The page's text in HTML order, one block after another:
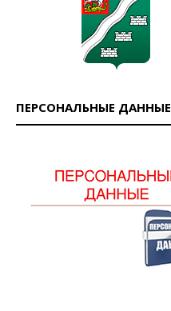
ПЕРСОНАЛЬНЫЕ ДАННЫЕ